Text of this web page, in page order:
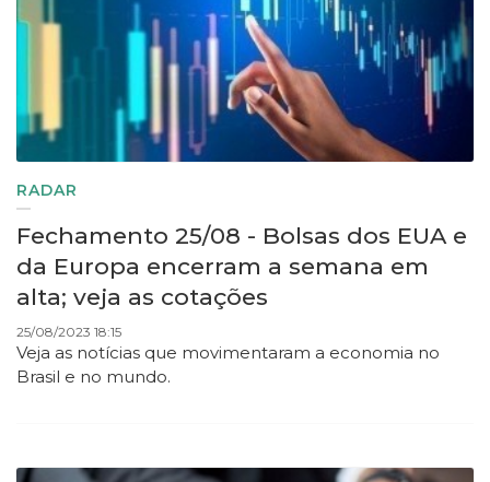
RADAR
Fechamento 25/08 - Bolsas dos EUA e
da Europa encerram a semana em
alta; veja as cotações
25/08/2023 18:15
Veja as notícias que movimentaram a economia no
Brasil e no mundo.